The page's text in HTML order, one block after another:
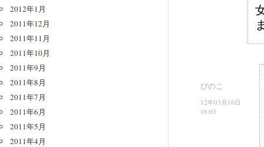
ぴのこ
12年03月16日
16:03
2012年1月
2011年12月
2011年11月
2011年10月
2011年9月
2011年8月
2011年7月
2011年6月
2011年5月
2011年4月